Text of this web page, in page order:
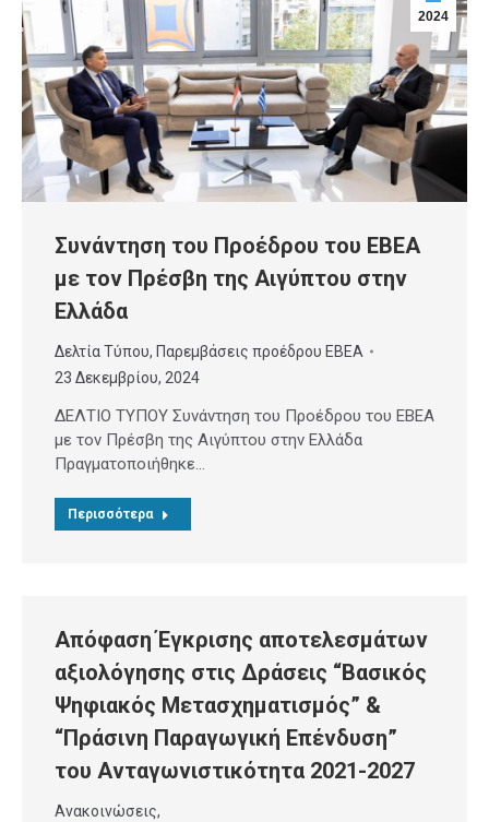
2024
Συνάντηση του Προέδρου του ΕΒΕΑ
με τον Πρέσβη της Αιγύπτου στην
Ελλάδα
Δελτία Τύπου, Παρεμβάσεις προέδρου ΕΒΕΑ
23 Δεκεμβρίου, 2024
ΔΕΛΤΙΟ ΤΥΠΟΥ Συνάντηση του Προέδρου του ΕΒΕΑ
με τον Πρέσβη της Αιγύπτου στην Ελλάδα
Πραγματοποιήθηκε…
Περισσότερα
Απόφαση Έγκρισης αποτελεσμάτων
αξιολόγησης στις Δράσεις “Βασικός
Ψηφιακός Μετασχηματισμός” &
“Πράσινη Παραγωγική Επένδυση”
του Ανταγωνιστικότητα 2021-2027
Ανακοινώσεις,